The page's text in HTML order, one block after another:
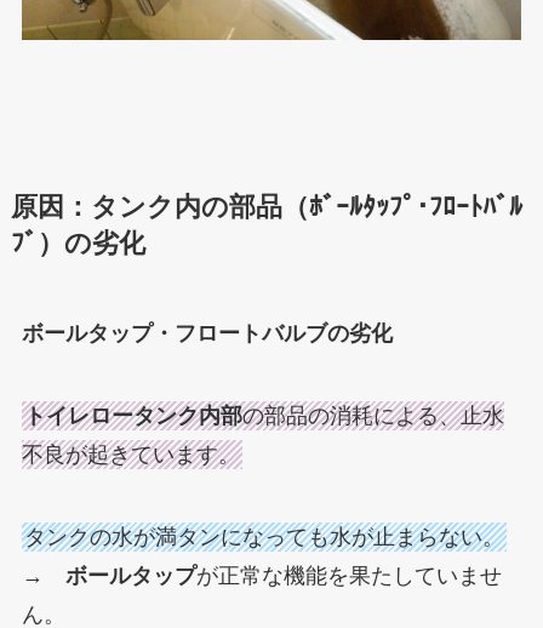
原因：タンク内の部品（ﾎﾞｰﾙﾀｯﾌﾟ･ﾌﾛｰﾄﾊﾞﾙ
ﾌﾞ）の劣化
ボールタップ・フロートバルブの劣化
トイレロータンク内部の部品の消耗による、止水
不良が起きています。
タンクの水が満タンになっても水が止まらない。
→ ボールタップが正常な機能を果たしていませ
ん。